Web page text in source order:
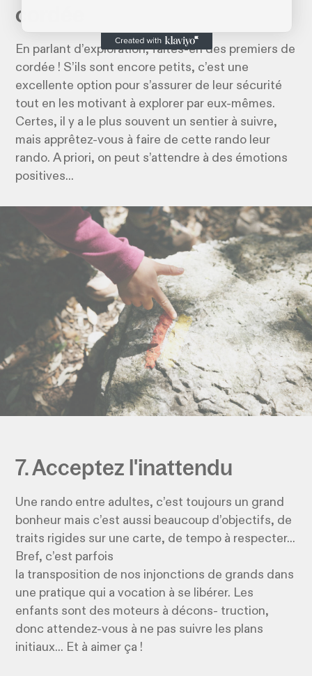
cordée
En parlant d’exploration, faites-en des premiers de
cordée ! S’ils sont encore petits, c’est une
excellente option pour s’assurer de leur sécurité
tout en les motivant à explorer par eux-mêmes.
Certes, il y a le plus souvent un sentier à suivre,
mais apprêtez-vous à faire de cette rando leur
rando. A priori, on peut s’attendre à des émotions
positives...
7. Acceptez l'inattendu
Une rando entre adultes, c’est toujours un grand
bonheur mais c’est aussi beaucoup d’objectifs, de
traits rigides sur une carte, de tempo à respecter...
Bref, c’est parfois
la transposition de nos injonctions de grands dans
une pratique qui a vocation à se libérer. Les
enfants sont des moteurs à décons- truction,
donc attendez-vous à ne pas suivre les plans
initiaux... Et à aimer ça !